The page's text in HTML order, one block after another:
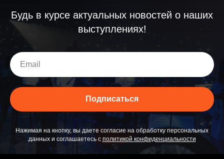
Будь в курсе актуальных новостей о наших
выступлениях!
Подписаться
Нажимая на кнопку, вы даете согласие на обработку персональных
данных и соглашаетесь c политикой конфиденциальности